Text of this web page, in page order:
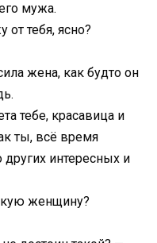
мужа.
тебя, ясно?
жена, как будто он
тебе, красавица и
ты, всё время
других интересных и
женщину?